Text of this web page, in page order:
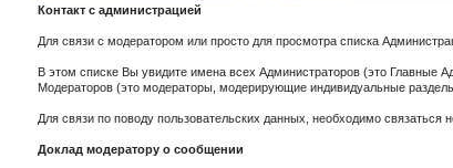
Контакт с администрацией
Для связи с модератором или просто для просмотра списка
В этом списке Вы увидите имена всех Администраторов (это
Модераторов (это модераторы, модерирующие индивидуальные
Для связи по поводу пользовательских данных, необходимо
Доклад модератору о сообщении